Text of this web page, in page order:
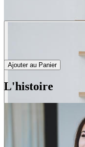
Ajouter au Panier
L'histoire